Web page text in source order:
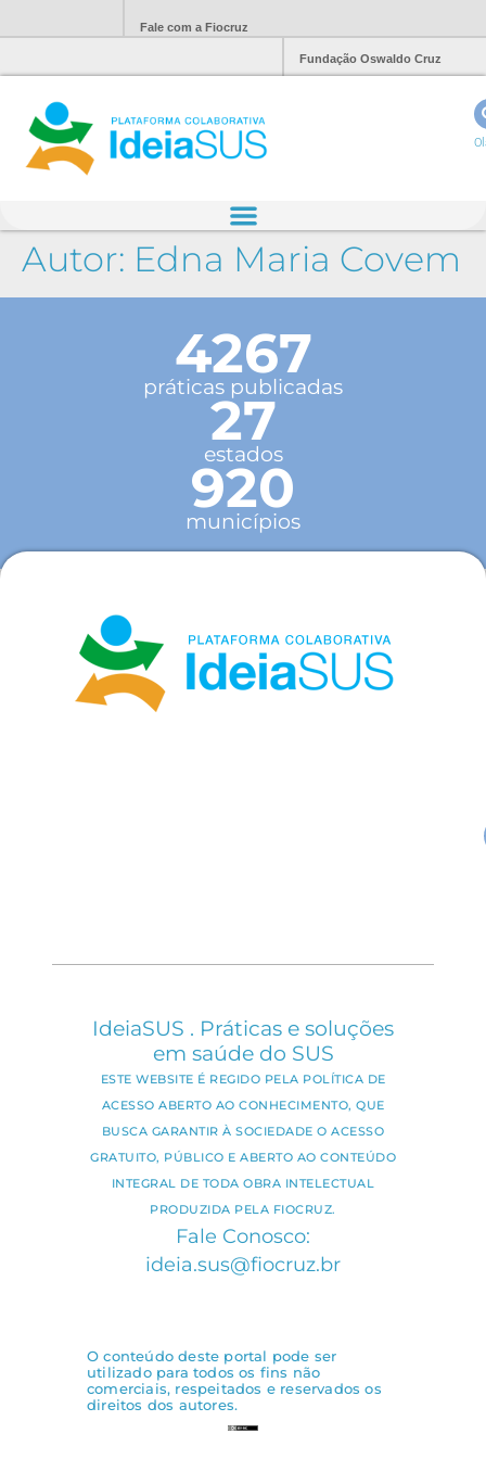
Fale com a Fiocruz
Fundação Oswaldo Cruz
Autor: Edna Maria Covem
4267
práticas publicadas
27
estados
920
municípios
IdeiaSUS . Práticas e soluções
em saúde do SUS
ESTE WEBSITE É REGIDO PELA POLÍTICA DE
ACESSO ABERTO AO CONHECIMENTO, QUE
BUSCA GARANTIR À SOCIEDADE O ACESSO
GRATUITO, PÚBLICO E ABERTO AO CONTEÚDO
INTEGRAL DE TODA OBRA INTELECTUAL
PRODUZIDA PELA FIOCRUZ.
Fale Conosco:
ideia.sus@fiocruz.br
O conteúdo deste portal pode ser
utilizado para todos os fins não
comerciais, respeitados e reservados os
direitos dos autores.